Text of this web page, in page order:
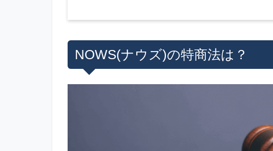
NOWS(ナウズ)の特商法は？